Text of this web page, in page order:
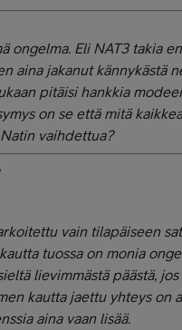
ongelma. Eli NAT3 takia
aina jakanut kännykästä
pitäisi hankkia
on se että mitä
vaihdettua?
vain tilapäiseen
tuossa on monia
lievimmästä päästä,
kautta jaettu yhteys on
aina vaan lisää.